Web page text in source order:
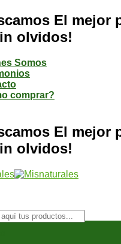
El mejor
olvidos!
Somos
comprar?
El mejor
olvidos!